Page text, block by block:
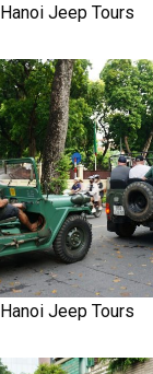
Hanoi Jeep Tours
Hanoi Jeep Tours